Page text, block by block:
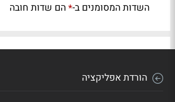
השדות המסומנים ב-*הם שדות חובה
הורדת אפליקציה